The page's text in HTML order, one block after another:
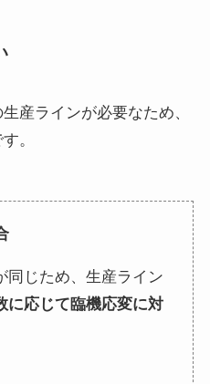
産ラインが必要なため、
。
同じため、生産ライン
に応じて臨機応変に対